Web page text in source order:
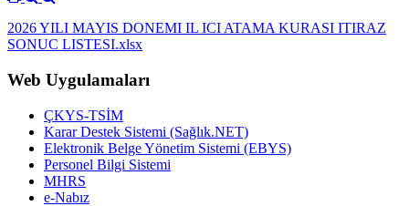
2026 YILI MAYIS DONEMI IL ICI ATAMA KURASI ITIRAZ
SONUC LISTESI.xlsx
Web Uygulamaları
ÇKYS-TSİM
Karar Destek Sistemi (Sağlık.NET)
Elektronik Belge Yönetim Sistemi (EBYS)
Personel Bilgi Sistemi
MHRS
e-Nabız